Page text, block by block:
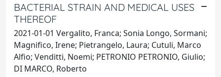
BACTERIAL STRAIN AND MEDICAL USES
THEREOF
2021-01-01 Vergalito, Franca; Sonia Longo, Sormani;
Magnifico, Irene; Pietrangelo, Laura; Cutuli, Marco
Alfio; Venditti, Noemi; PETRONIO PETRONIO, Giulio;
DI MARCO, Roberto